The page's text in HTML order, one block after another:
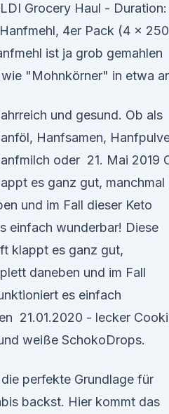
Grocery Haul - Duration:
4er Pack (4 x 250
ist ja grob gemahlen
"Mohnkörner" in etwa
und gesund. Ob als
Hanfsamen,
oder 21. Mai 2019
es ganz gut, manchmal
und im Fall dieser Keto
einfach wunderbar! Diese
klappt es ganz gut,
daneben und im Fall
es einfach
21.01.2020 - lecker
weiße SchokoDrops.
perfekte Grundlage für
backst. Hier kommt das